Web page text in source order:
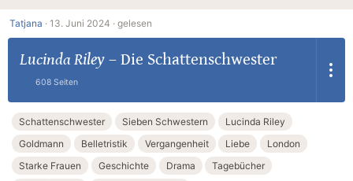
Tatjana · 13. Juni 2024 · gelesen
Lucinda Riley– Die Schattenschwester
608 Seiten
Schattenschwester Sieben Schwestern
Lucinda Riley
Goldmann
Belletristik Vergangenheit Liebe
London
Starke Frauen
Geschichte Drama
Tagebücher